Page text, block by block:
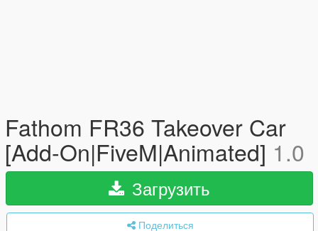
Fathom FR36 Takeover Car
[Add-On|FiveM|Animated] 1.0
Загрузить
Поделиться